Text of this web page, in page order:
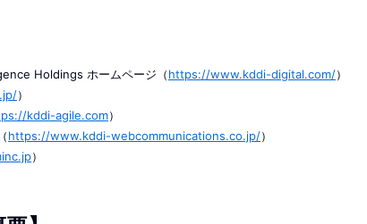
Holdings ホームページ（https://www.kddi-digital.com/）
）
kddi-agile.com）
https://www.kddi-webcommunications.co.jp/）
）